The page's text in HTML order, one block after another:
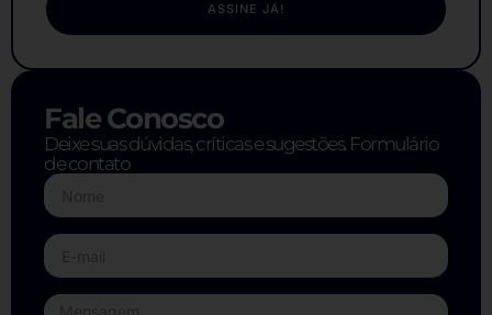
ASSINE JÁ!
Fale Conosco
Deixe suas dúvidas, críticas e sugestões. Formulário
de contato